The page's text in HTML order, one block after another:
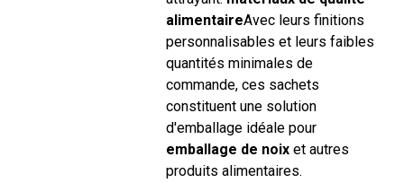
alimentaireAvec leurs finitions
personnalisables et leurs faibles
quantités minimales de
commande, ces sachets
constituent une solution
d'emballage idéale pour
emballage de noixet autres
produits alimentaires.